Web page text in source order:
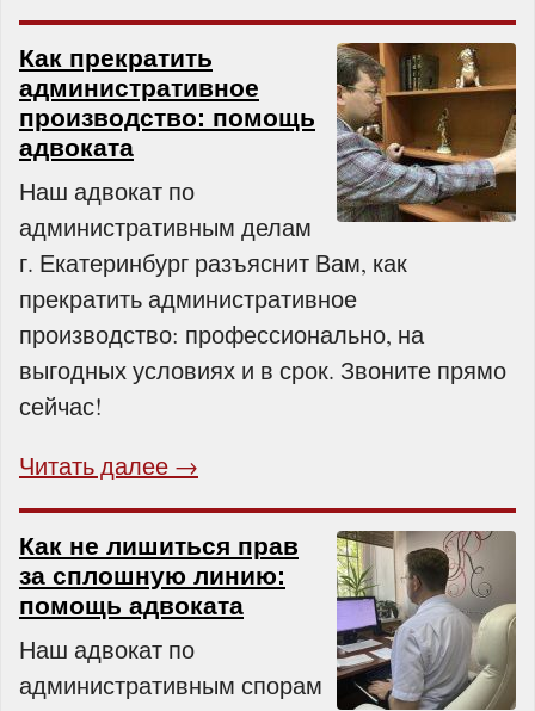
Как прекратить
административное
производство: помощь
адвоката
Наш адвокат по
административным делам
г. Екатеринбург разъяснит Вам, как
прекратить административное
производство: профессионально, на
выгодных условиях и в срок. Звоните прямо
сейчас!
Читать далее →
Как не лишиться прав
за сплошную линию:
помощь адвоката
Наш адвокат по
административным спорам